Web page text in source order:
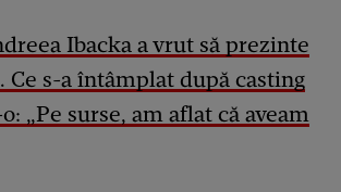
Ibacka a vrut să prezinte
Ce s-a întâmplat după casting
„Pe surse, am aflat că aveam